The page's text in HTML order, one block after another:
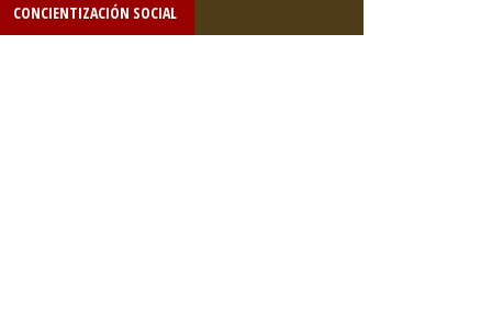
CONCIENTIZACIÓN SOCIAL